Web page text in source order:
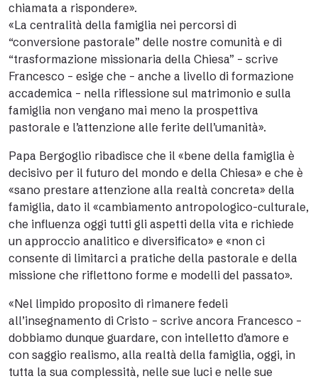
chiamata a rispondere».
«La centralità della famiglia nei percorsi di
“conversione pastorale” delle nostre comunità e di
“trasformazione missionaria della Chiesa” – scrive
Francesco – esige che – anche a livello di formazione
accademica – nella riflessione sul matrimonio e sulla
famiglia non vengano mai meno la prospettiva
pastorale e l’attenzione alle ferite dell’umanità».
Papa Bergoglio ribadisce che il «bene della famiglia è
decisivo per il futuro del mondo e della Chiesa» e che è
«sano prestare attenzione alla realtà concreta» della
famiglia, dato il «cambiamento antropologico-culturale,
che influenza oggi tutti gli aspetti della vita e richiede
un approccio analitico e diversificato» e «non ci
consente di limitarci a pratiche della pastorale e della
missione che riflettono forme e modelli del passato».
«Nel limpido proposito di rimanere fedeli
all’insegnamento di Cristo – scrive ancora Francesco –
dobbiamo dunque guardare, con intelletto d’amore e
con saggio realismo, alla realtà della famiglia, oggi, in
tutta la sua complessità, nelle sue luci e nelle sue